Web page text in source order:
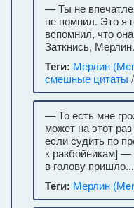
— Ты не
не помнил. Это я
вспомнил, что
Заткнись, Мерлин.
Теги: Мерлин
смешные цитаты
— То есть мне
может на этот
если судить по
к разбойникам]
в голову пришло...
Теги: Мерлин